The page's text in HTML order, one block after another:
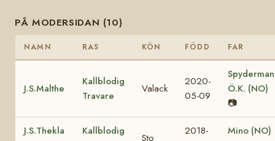
PÅ MODERSIDAN (10)
NAMN RAS KÖN FÖDD FAR
J.S.Malthe
Kallblodig
Travare
Valack
2020-
05-09
Ö.K. (NO)
📷
J.S.Thekla
Kallblodig
Sto
2018-
Mino (NO)